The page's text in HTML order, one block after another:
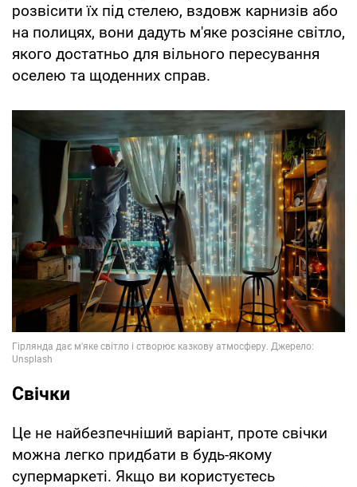
розвісити їх під стелею, вздовж карнизів або
на полицях, вони дадуть м'яке розсіяне світло,
якого достатньо для вільного пересування
оселею та щоденних справ.
Свічки
Це не найбезпечніший варіант, проте свічки
можна легко придбати в будь-якому
супермаркеті. Якщо ви користуєтесь